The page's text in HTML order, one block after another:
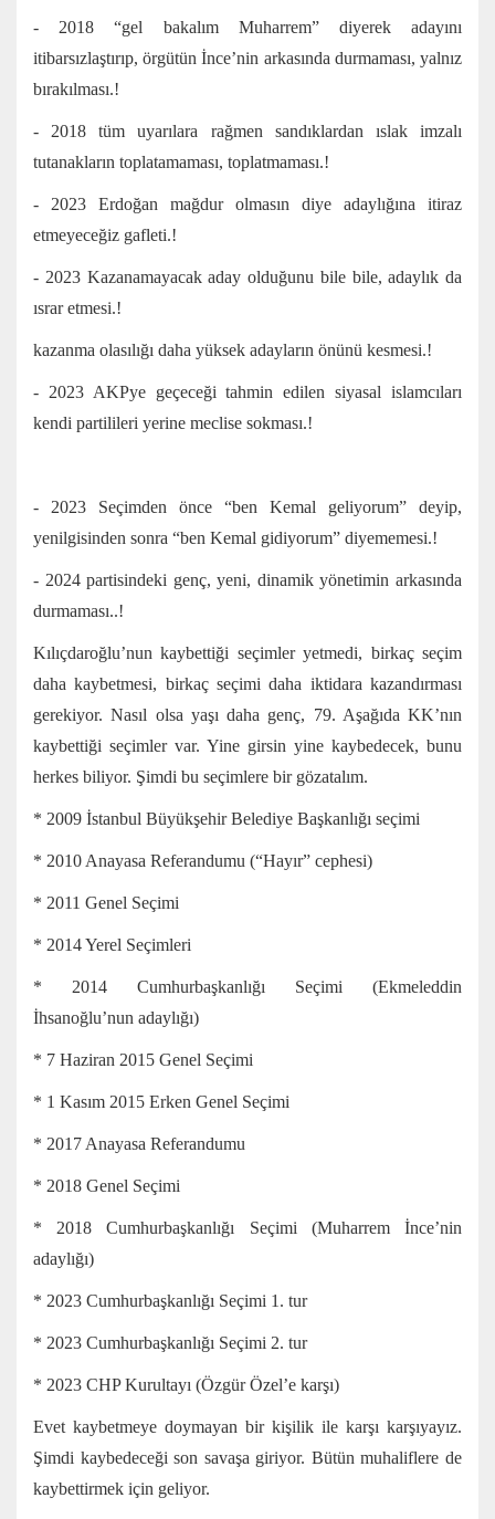
- 2018 “gel bakalım Muharrem” diyerek adayını
itibarsızlaştırıp, örgütün İnce’nin arkasında durmaması, yalnız
bırakılması.!
- 2018 tüm uyarılara rağmen sandıklardan ıslak imzalı
tutanakların toplatamaması, toplatmaması.!
- 2023 Erdoğan mağdur olmasın diye adaylığına itiraz
etmeyeceğiz gafleti.!
- 2023 Kazanamayacak aday olduğunu bile bile, adaylık da
ısrar etmesi.!
kazanma olasılığı daha yüksek adayların önünü kesmesi.!
- 2023 AKPye geçeceği tahmin edilen siyasal islamcıları
kendi partilileri yerine meclise sokması.!
- 2023 Seçimden önce “ben Kemal geliyorum” deyip,
yenilgisinden sonra “ben Kemal gidiyorum” diyememesi.!
- 2024 partisindeki genç, yeni, dinamik yönetimin arkasında
durmaması..!
Kılıçdaroğlu’nun kaybettiği seçimler yetmedi, birkaç seçim
daha kaybetmesi, birkaç seçimi daha iktidara kazandırması
gerekiyor. Nasıl olsa yaşı daha genç, 79. Aşağıda KK’nın
kaybettiği seçimler var. Yine girsin yine kaybedecek, bunu
herkes biliyor. Şimdi bu seçimlere bir gözatalım.
* 2009 İstanbul Büyükşehir Belediye Başkanlığı seçimi
* 2010 Anayasa Referandumu (“Hayır” cephesi)
* 2011 Genel Seçimi
* 2014 Yerel Seçimleri
* 2014 Cumhurbaşkanlığı Seçimi (Ekmeleddin
İhsanoğlu’nun adaylığı)
* 7 Haziran 2015 Genel Seçimi
* 1 Kasım 2015 Erken Genel Seçimi
* 2017 Anayasa Referandumu
* 2018 Genel Seçimi
* 2018 Cumhurbaşkanlığı Seçimi (Muharrem İnce’nin
adaylığı)
* 2023 Cumhurbaşkanlığı Seçimi 1. tur
* 2023 Cumhurbaşkanlığı Seçimi 2. tur
* 2023 CHP Kurultayı (Özgür Özel’e karşı)
Evet kaybetmeye doymayan bir kişilik ile karşı karşıyayız.
Şimdi kaybedeceği son savaşa giriyor. Bütün muhaliflere de
kaybettirmek için geliyor.